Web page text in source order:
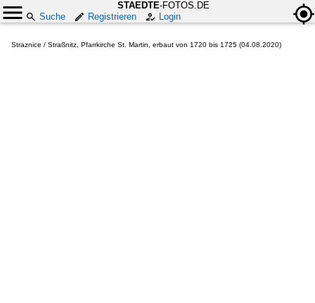
STAEDTE-FOTOS.DE
Suche
Registrieren Login
Straznice / Straßnitz, Pfarrkirche St. Martin, erbaut von 1720 bis 1725 (04.08.2020)